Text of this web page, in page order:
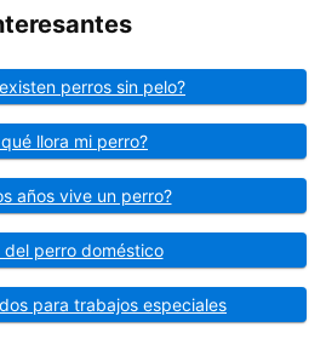
perros sin pelo?
llora mi perro?
años vive un perro?
del perro doméstico
para trabajos especiales